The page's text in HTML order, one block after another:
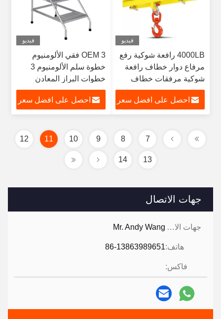
جهات الاتصال
جهات الاتصال: Mr. Andy Wang
هاتف:86-13863989651
فاكس:
فيديو
4000LB رافعة شوكية رفع
مرفاع دوار خطاف رافعة
شوكية مرفقات خطاف
احصل على افضل سعر
فيديو
OEM 3 فقي الألومنيوم
خطوة سلم الألومنيوم 3
خطوات البراز المعادن
منتجات القوات المسلحة
البورونديةاحصل على افضل سعر
7
8
9
10
11
12
13
14